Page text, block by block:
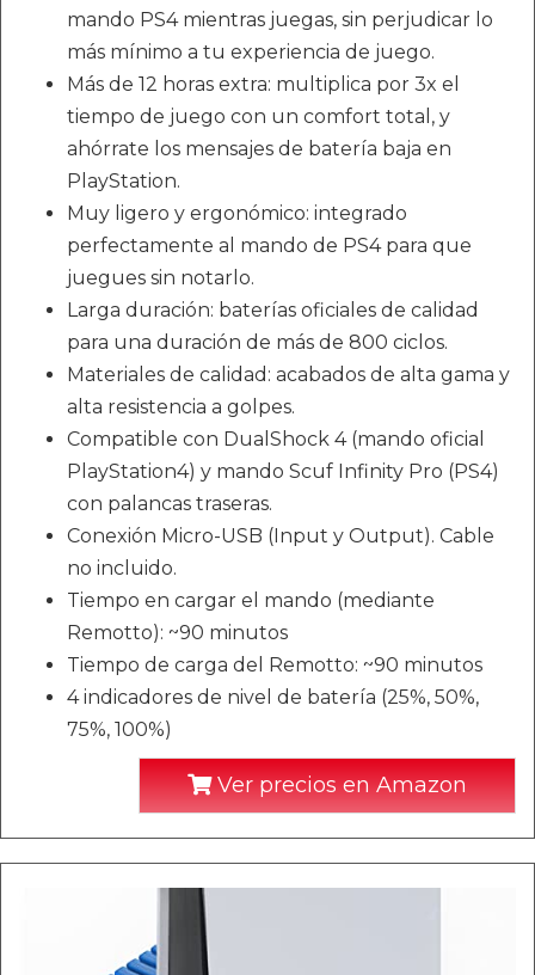
mando PS4 mientras juegas, sin perjudicar lo
más mínimo a tu experiencia de juego.
Más de 12 horas extra: multiplica por 3x el
tiempo de juego con un comfort total, y
ahórrate los mensajes de batería baja en
PlayStation.
Muy ligero y ergonómico: integrado
perfectamente al mando de PS4 para que
juegues sin notarlo.
Larga duración: baterías oficiales de calidad
para una duración de más de 800 ciclos.
Materiales de calidad: acabados de alta gama y
alta resistencia a golpes.
Compatible con DualShock 4 (mando oficial
PlayStation4) y mando Scuf Infinity Pro (PS4)
con palancas traseras.
Conexión Micro-USB (Input y Output). Cable
no incluido.
Tiempo en cargar el mando (mediante
Remotto): ~90 minutos
Tiempo de carga del Remotto: ~90 minutos
4 indicadores de nivel de batería (25%, 50%,
75%, 100%)
Ver precios en Amazon